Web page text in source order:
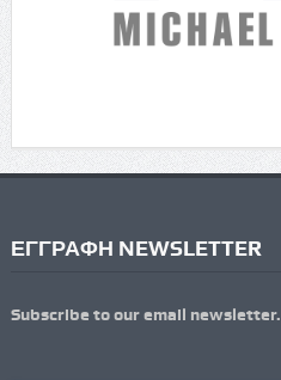
ΕΓΓΡΑΦΗ NEWSLETTER
Subscribe to our email newsletter.